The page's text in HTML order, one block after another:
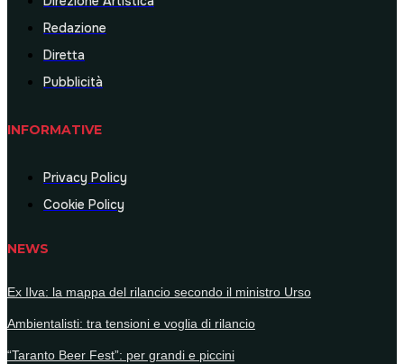
Redazione
Diretta
Pubblicità
INFORMATIVE
Privacy Policy
Cookie Policy
NEWS
Ex Ilva: la mappa del rilancio secondo il ministro Urso
Ambientalisti: tra tensioni e voglia di rilancio
“Taranto Beer Fest”: per grandi e piccini